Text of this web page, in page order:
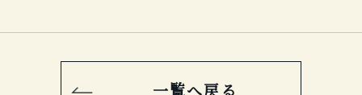
一覧へ戻る